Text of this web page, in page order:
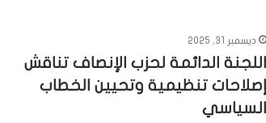
ديسمبر 31, 2025
اللجنة الدائمة لحزب الإنصاف تناقش
إصلاحات تنظيمية وتحيين الخطاب
السياسي